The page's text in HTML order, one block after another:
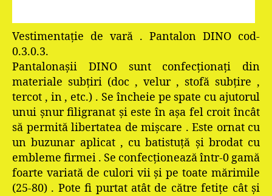
Vestimentaţie de vară . Pantalon DINO cod-
0.3.0.3.
Pantalonaşii DINO sunt confecţionaţi din
materiale subţiri (doc , velur , stofă subţire ,
tercot , in , etc.) . Se încheie pe spate cu ajutorul
unui şnur filigranat şi este în aşa fel croit încât
să permită libertatea de mişcare . Este ornat cu
un buzunar aplicat , cu batistuţă şi brodat cu
embleme firmei . Se confecţionează într-0 gamă
foarte variată de culori vii şi pe toate mărimile
(25-80) . Pote fi purtat atât de către fetiţe cât şi